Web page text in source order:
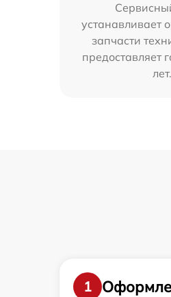
устанавливает
запчасти
предоставляет
лет.
1